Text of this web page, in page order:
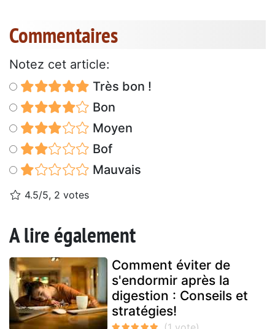
Commentaires
Notez cet article:
Très bon !
Bon
Moyen
Bof
Mauvais
4.5/5, 2 votes
A lire également
Comment éviter de
s'endormir après la
digestion : Conseils et
stratégies!